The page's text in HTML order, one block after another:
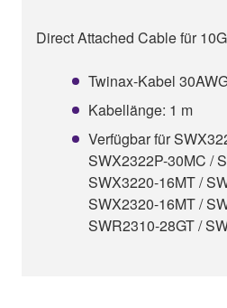
Direct Attached Cable für
Twinax-Kabel
Kabellänge: 1 m
Verfügbar für
SWX2322P-30MC /
SWX3220-16MT /
SWX2320-16MT /
SWR2310-28GT /